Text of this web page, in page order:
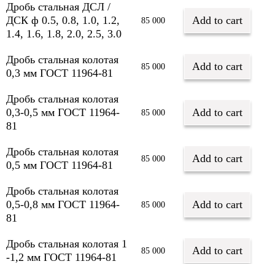
Дробь стальная ДСЛ /
ДСК ф 0.5, 0.8, 1.0, 1.2,
1.4, 1.6, 1.8, 2.0, 2.5, 3.0
85 000 Add to cart
Дробь стальная колотая
0,3 мм ГОСТ 11964-81
85 000 Add to cart
Дробь стальная колотая
0,3-0,5 мм ГОСТ 11964-
81
85 000 Add to cart
Дробь стальная колотая
0,5 мм ГОСТ 11964-81
85 000 Add to cart
Дробь стальная колотая
0,5-0,8 мм ГОСТ 11964-
81
85 000 Add to cart
Дробь стальная колотая 1
-1,2 мм ГОСТ 11964-81
85 000 Add to cart